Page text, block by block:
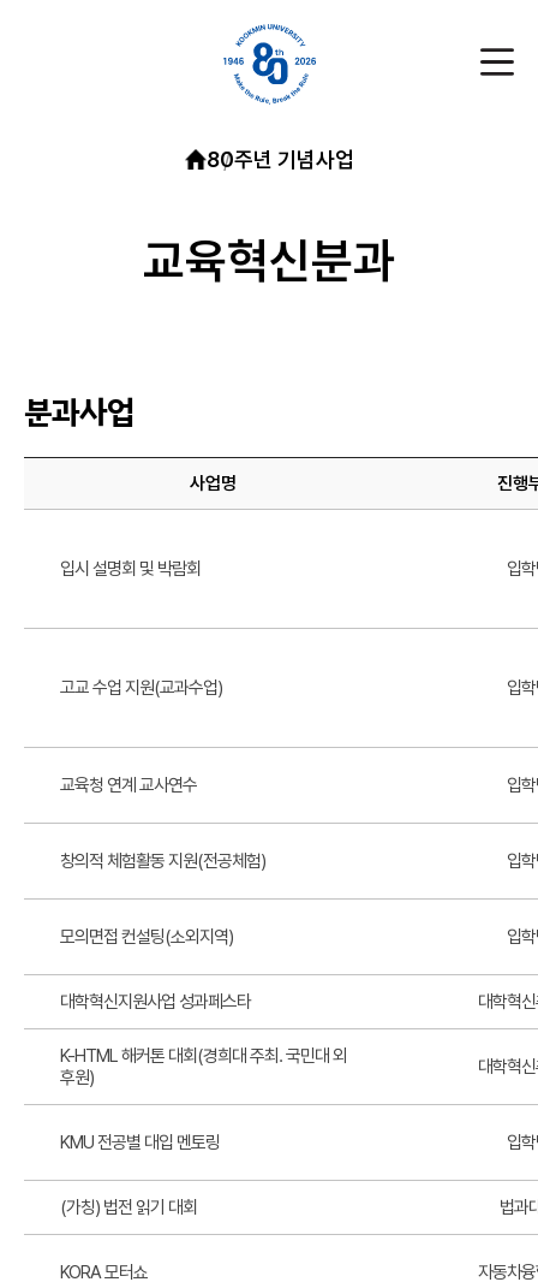
80주년 기념사업
교육혁신분과
분과사업
사업명 진행
입시 설명회 및 박람회 입
고교 수업 지원(교과수업) 입
교육청 연계 교사연수 입
창의적 체험활동 지원(전공체험) 입
모의면접 컨설팅(소외지역) 입
대학혁신지원사업 성과페스타 대학혁
K-HTML 해커톤 대회(경희대 주최. 국민대 외
후원)
대학혁
KMU 전공별 대입 멘토링 입
(가칭) 법전 읽기 대회 법과
KORA 모터쇼 자동차